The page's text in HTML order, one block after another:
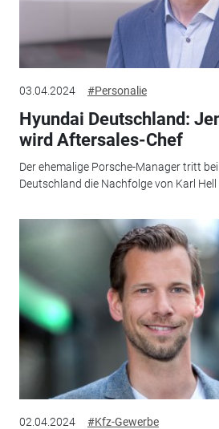
03.04.2024 #Personalie
Hyundai Deutschland:
wird Aftersales-Chef
Der ehemalige Porsche-Manager tritt
Deutschland die Nachfolge von Karl Hell
02.04.2024 #Kfz-Gewerbe